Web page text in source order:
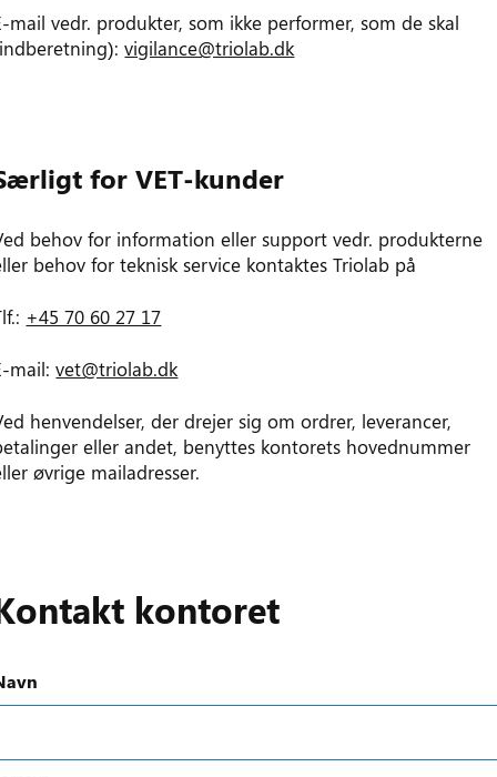
mail vedr. produkter, som ikke performer, som de skal
vigilance@triolab.dk
for VET-kunder
behov for information eller support vedr. produkterne
behov for teknisk service kontaktes Triolab på
+45 70 60 27 17
mail:vet@triolab.dk
henvendelser, der drejer sig om ordrer, leverancer,
eller andet, benyttes kontorets hovednummer
øvrige mailadresser.
kontoret